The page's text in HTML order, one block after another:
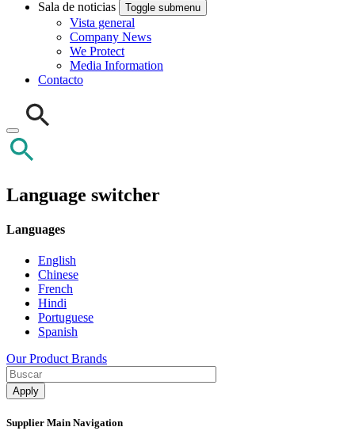
Sala de noticias
Toggle submenu
Vista general
Company News
We Protect
Media Information
Contacto
Language switcher
Languages
English
Chinese
French
Hindi
Portuguese
Spanish
Our Product Brands
Supplier Main Navigation